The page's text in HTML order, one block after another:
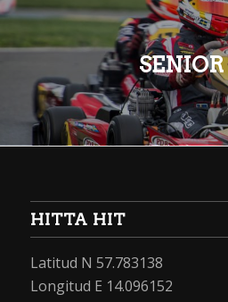
SENIOR
HITTA HIT
Latitud N 57.783138
Longitud E 14.096152